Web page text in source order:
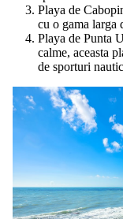
Playa de
cu o gama larga
Playa de Punta
calme, aceasta
de sporturi